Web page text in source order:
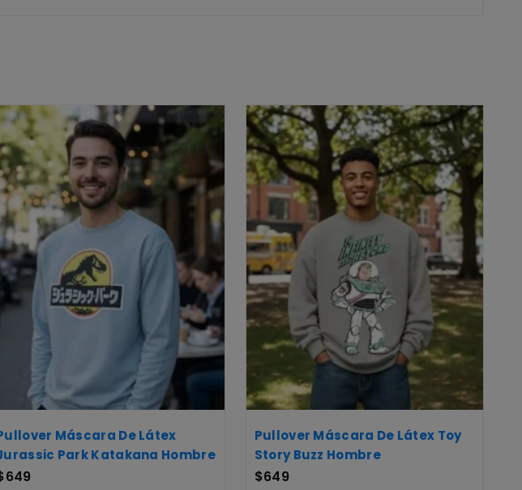
Máscara De Látex
Park Katakana Hombre
649
Pullover Máscara De Látex Toy
Story Buzz Hombre
$649